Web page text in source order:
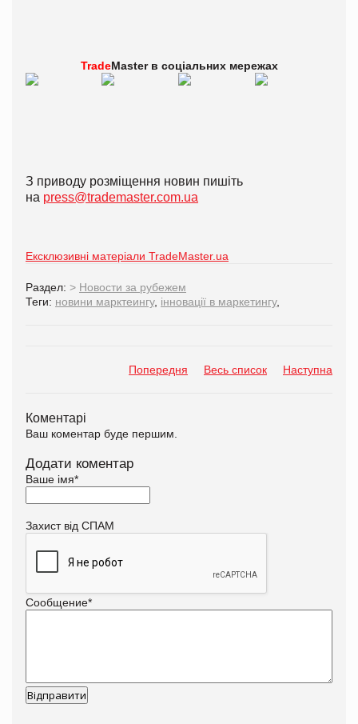
TradeMaster в соціальних мережах
З приводу розміщення новин пишіть
на press@trademaster.com.ua
Ексклюзивні матеріали TradeMaster.ua
Раздел: > Новости за рубежем
Теги: новини марктеингу, інновації в маркетингу,
Попередня Весь список Наступна
Коментарі
Ваш коментар буде першим.
Додати коментар
Ваше імя*
Захист від СПАМ
Сообщение*